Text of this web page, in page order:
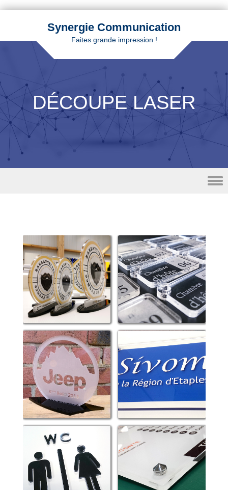
Synergie Communication
Faites grande impression !
DÉCOUPE LASER